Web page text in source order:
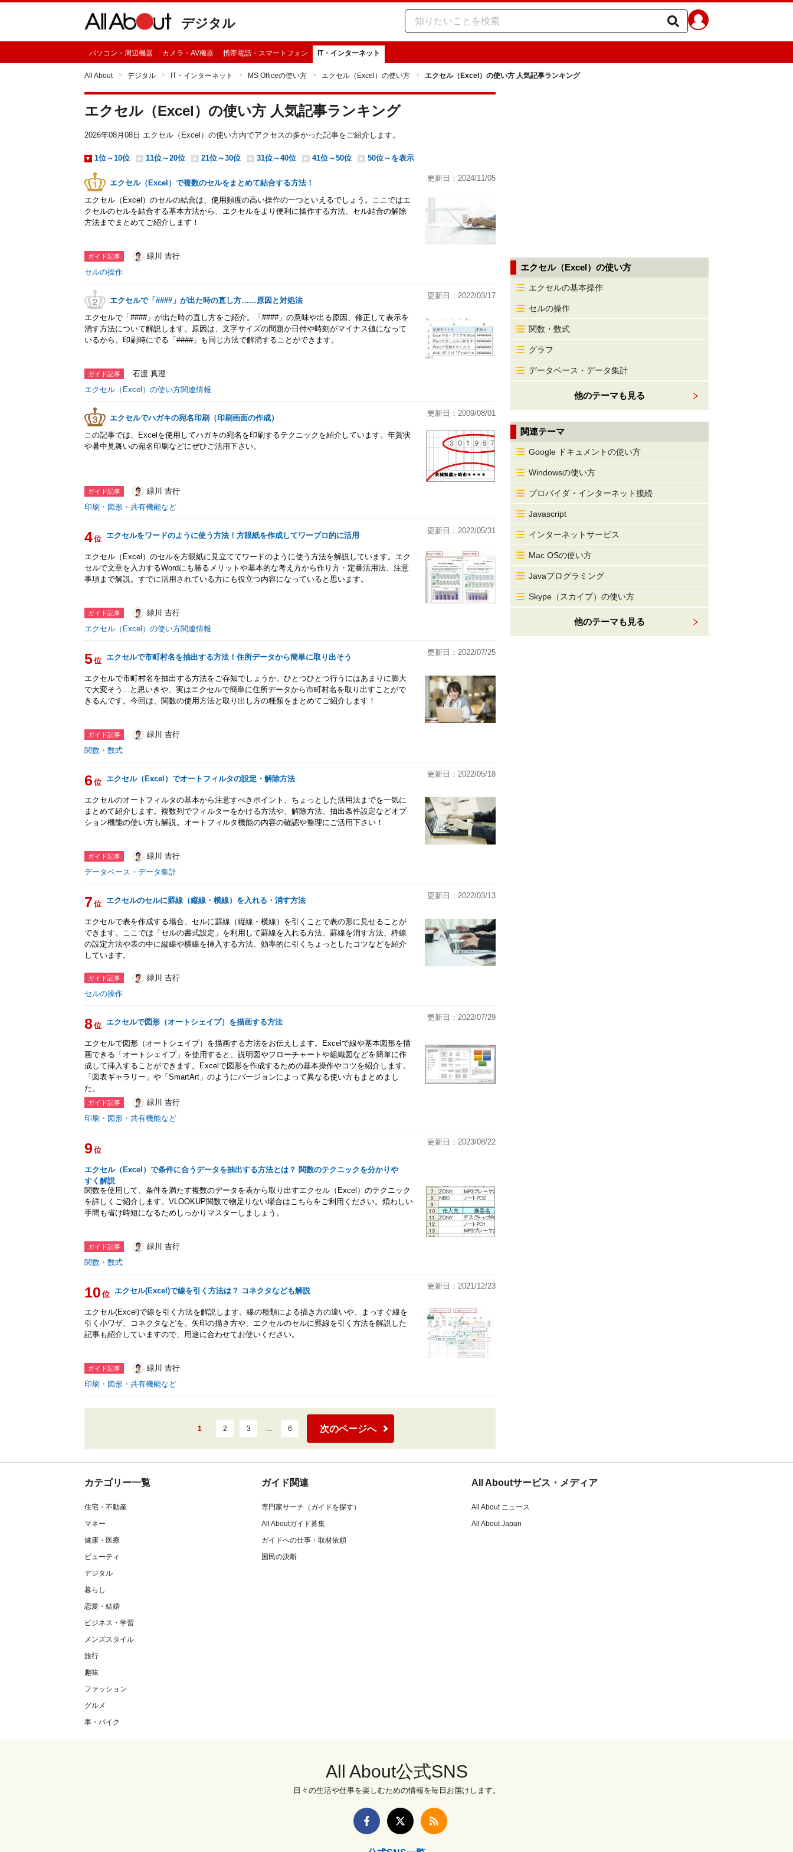
デジタル
パソコン・周辺機器 カメラ・AV機器 携帯電話・スマートフォン IT・インターネット
All About デジタル IT・インターネット MS Officeの使い方 エクセル（Excel）の使い方 エクセル（Excel）の使い方 人気記事ランキング
エクセル（Excel）の使い方 人気記事ランキング
2026年08月08日 エクセル（Excel）の使い方内でアクセスの多かった記事をご紹介します。
1位～10位 11位～20位 21位～30位 31位～40位 41位～50位 50位～を表示
エクセル（Excel）で複数のセルをまとめて結合する方法！
更新日：2024/11/05
エクセル（Excel）のセルの結合は、使用頻度の高い操作の一つといえるでしょう。ここではエ
クセルのセルを結合する基本方法から、エクセルをより便利に操作する方法、セル結合の解除
方法までまとめてご紹介します！
ガイド記事
緑川 吉行
セルの操作
エクセルで「####」が出た時の直し方……原因と対処法
更新日：2022/03/17
エクセルで「####」が出た時の直し方をご紹介。「####」の意味や出る原因、修正して表示を
消す方法について解説します。原因は、文字サイズの問題か日付や時刻がマイナス値になって
いるから。印刷時にでる「####」も同じ方法で解消することができます。
ガイド記事
石渡 真澄
エクセル（Excel）の使い方関連情報
エクセルでハガキの宛名印刷（印刷画面の作成）
更新日：2009/08/01
この記事では、Excelを使用してハガキの宛名を印刷するテクニックを紹介しています。年賀状
や暑中見舞いの宛名印刷などにぜひご活用下さい。
ガイド記事
緑川 吉行
印刷・図形・共有機能など
4位 エクセルをワードのように使う方法！方眼紙を作成してワープロ的に活用
更新日：2022/05/31
エクセル（Excel）のセルを方眼紙に見立ててワードのように使う方法を解説しています。エク
セルで文章を入力するWordにも勝るメリットや基本的な考え方から作り方・定番活用法、注意
事項まで解説。すでに活用されている方にも役立つ内容になっていると思います。
ガイド記事
緑川 吉行
エクセル（Excel）の使い方関連情報
5位 エクセルで市町村名を抽出する方法！住所データから簡単に取り出そう
更新日：2022/07/25
エクセルで市町村名を抽出する方法をご存知でしょうか。ひとつひとつ行うにはあまりに膨大
で大変そう...と思いきや、実はエクセルで簡単に住所データから市町村名を取り出すことがで
きるんです。今回は、関数の使用方法と取り出し方の種類をまとめてご紹介します！
ガイド記事
緑川 吉行
関数・数式
6 位 エクセル（Excel）でオートフィルタの設定・解除方法
更新日：2022/05/18
エクセルのオートフィルタの基本から注意すべきポイント、ちょっとした活用法までを一気に
まとめて紹介します。複数列でフィルターをかける方法や、解除方法、抽出条件設定などオプ
ション機能の使い方も解説。オートフィルタ機能の内容の確認や整理にご活用下さい！
ガイド記事
緑川 吉行
データベース・データ集計
7 位 エクセルのセルに罫線（縦線・横線）を入れる・消す方法
更新日：2022/03/13
エクセルで表を作成する場合、セルに罫線（縦線・横線）を引くことで表の形に見せることが
できます。ここでは「セルの書式設定」を利用して罫線を入れる方法、罫線を消す方法、枠線
の設定方法や表の中に縦線や横線を挿入する方法、効率的に引くちょっとしたコツなどを紹介
しています。
ガイド記事
緑川 吉行
セルの操作
8位 エクセルで図形（オートシェイプ）を描画する方法
更新日：2022/07/29
エクセルで図形（オートシェイプ）を描画する方法をお伝えします。Excelで線や基本図形を描
画できる「オートシェイプ」を使用すると、説明図やフローチャートや組織図などを簡単に作
成して挿入することができます。Excelで図形を作成するための基本操作やコツを紹介します。
「図表ギャラリー」や「SmartArt」のようにバージョンによって異なる使い方もまとめまし
た。
ガイド記事
緑川 吉行
印刷・図形・共有機能など
9 位
エクセル（Excel）で条件に合うデータを抽出する方法とは？ 関数のテクニックを分かりや
すく解説
更新日：2023/08/22
関数を使用して、条件を満たす複数のデータを表から取り出すエクセル（Excel）のテクニック
を詳しくご紹介します。VLOOKUP関数で物足りない場合はこちらをご利用ください。煩わしい
手間も省け時短になるためしっかりマスターしましょう。
ガイド記事
緑川 吉行
関数・数式
10 位 エクセル(Excel)で線を引く方法は？ コネクタなども解説
更新日：2021/12/23
エクセル(Excel)で線を引く方法を解説します。線の種類による描き方の違いや、まっすぐ線を
引く小ワザ、コネクタなどを。矢印の描き方や、エクセルのセルに罫線を引く方法を解説した
記事も紹介していますので、用途に合わせてお使いください。
ガイド記事
緑川 吉行
印刷・図形・共有機能など
1 2 3 … 6 次のページへ
エクセル（Excel）の使い方
エクセルの基本操作
セルの操作
関数・数式
グラフ
データベース・データ集計
他のテーマも見る
関連テーマ
Google ドキュメントの使い方
Windowsの使い方
プロバイダ・インターネット接続
Javascript
インターネットサービス
Mac OSの使い方
Javaプログラミング
Skype（スカイプ）の使い方
他のテーマも見る
カテゴリー一覧
住宅・不動産
マネー
健康・医療
ビューティ
デジタル
暮らし
恋愛・結婚
ビジネス・学習
メンズスタイル
旅行
趣味
ファッション
グルメ
車・バイク
ガイド関連
専門家サーチ（ガイドを探す）
All Aboutガイド募集
ガイドへの仕事・取材依頼
国民の決断
All Aboutサービス・メディア
All About ニュース
All About Japan
All About公式SNS
日々の生活や仕事を楽しむための情報を毎日お届けします。